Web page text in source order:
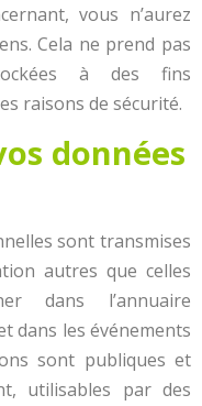
vous n’aurez
Cela ne prend pas
à des fins
raisons de sécurité.
données
sont transmises
autres que celles
dans l’annuaire
dans les événements
sont publiques et
utilisables par des